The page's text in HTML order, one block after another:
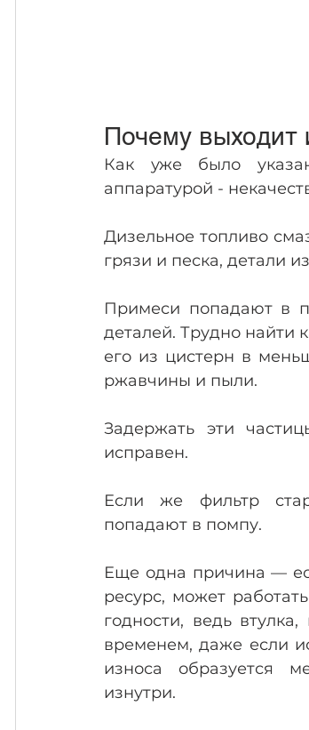
Почему выходит
Как уже было
аппаратурой -
Дизельное топливо
грязи и песка, детали
Примеси попадают в
деталей. Трудно найти
его из цистерн в
ржавчины и пыли.
Задержать эти
исправен.
Если же фильтр
попадают в помпу.
Еще одна причина —
ресурс, может
годности, ведь
временем, даже если
износа образуется
изнутри.